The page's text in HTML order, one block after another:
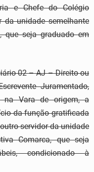
e Chefe do Colégio
da unidade semelhante
que seja graduado em
02 – AJ – Direito ou
Juramentado,
na Vara de origem, a
da função gratificada
servidor da unidade
Comarca, que seja
condicionado à